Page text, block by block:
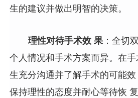
生的建议并做出明智的决策。
理性对待手术效 果：全切
个人情况和手术方案而异。在
生充分沟通并了解手术的可能
保持理性的态度并耐心等待恢 复